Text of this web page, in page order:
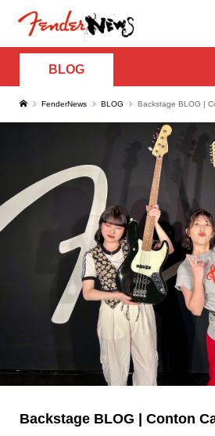
BLOG
FenderNews BLOG Backstage BLOG |
Backstage BLOG | Conton